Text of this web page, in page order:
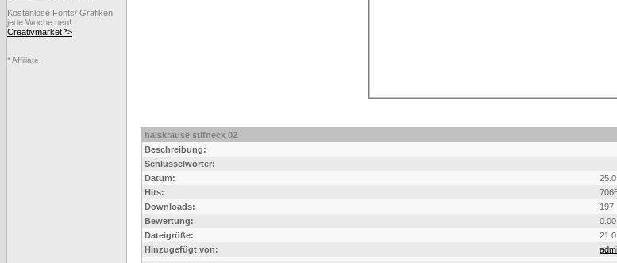
Kostenlose Fonts/ Grafiken
jede Woche neu!
Creativmarket *>
* Affiliate.
halskrause stifneck 02
Beschreibung:
Schlüsselwörter:
Datum:
Hits:
Downloads:
197
Bewertung:
Dateigröße:
Hinzugefügt von: